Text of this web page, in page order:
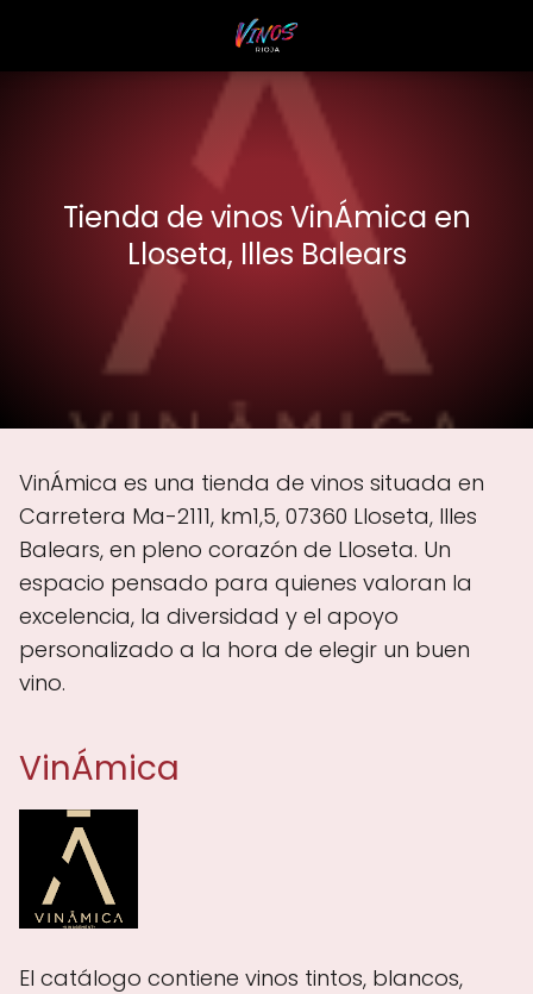
Tienda de vinos VinÁmica en
Lloseta, Illes Balears
VinÁmica es una tienda de vinos situada en
Carretera Ma-2111, km1,5, 07360 Lloseta, Illes
Balears, en pleno corazón de Lloseta. Un
espacio pensado para quienes valoran la
excelencia, la diversidad y el apoyo
personalizado a la hora de elegir un buen
vino.
VinÁmica
El catálogo contiene vinos tintos, blancos,